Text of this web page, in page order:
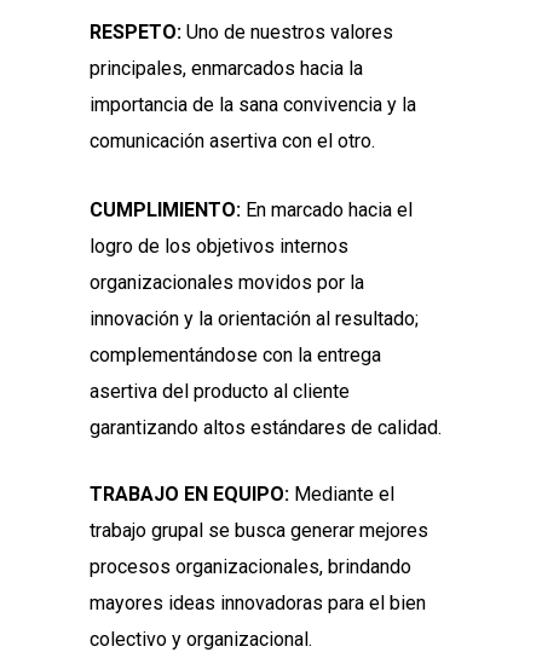
RESPETO: Uno de nuestros valores
principales, enmarcados hacia la
importancia de la sana convivencia y la
comunicación asertiva con el otro.
CUMPLIMIENTO: En marcado hacia el
logro de los objetivos internos
organizacionales movidos por la
innovación y la orientación al resultado;
complementándose con la entrega
asertiva del producto al cliente
garantizando altos estándares de calidad.
TRABAJO EN EQUIPO: Mediante el
trabajo grupal se busca generar mejores
procesos organizacionales, brindando
mayores ideas innovadoras para el bien
colectivo y organizacional.